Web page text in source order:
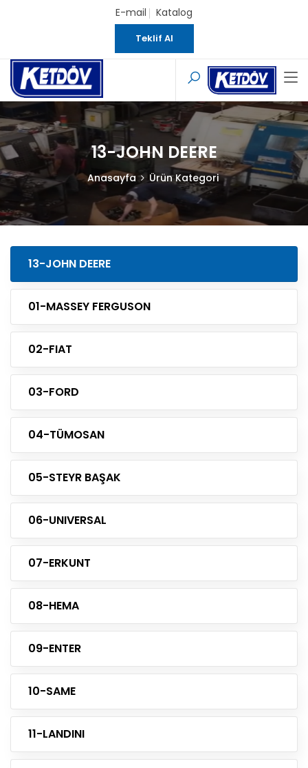
E-mail Katalog
Teklif Al
13-JOHN DEERE
Anasayfa Ürün Kategori
13-JOHN DEERE
01-MASSEY FERGUSON
02-FIAT
03-FORD
04-TÜMOSAN
05-STEYR BAŞAK
06-UNIVERSAL
07-ERKUNT
08-HEMA
09-ENTER
10-SAME
11-LANDINI